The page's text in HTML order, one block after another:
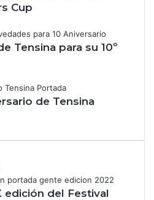
Cup
Tensina para su 10º
de Tensina
edición del Festival